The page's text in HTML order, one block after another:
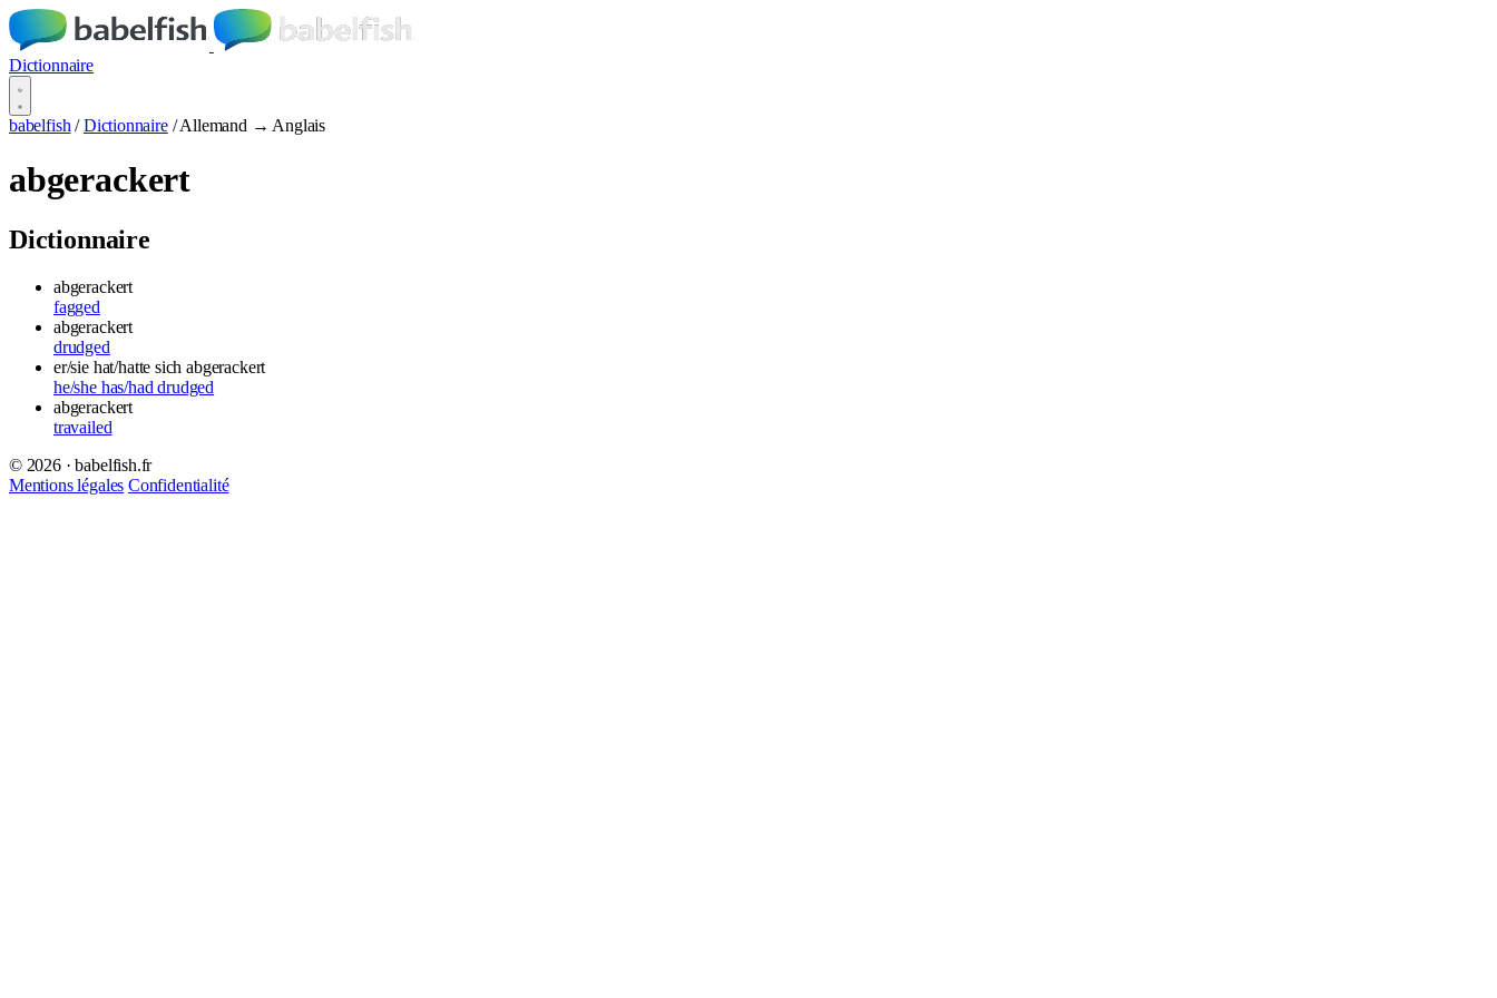
Dictionnaire
babelfish / Dictionnaire / Allemand → Anglais
abgerackert
Dictionnaire
abgerackert
fagged
abgerackert
drudged
er/sie hat/hatte sich abgerackert
he/she has/had drudged
abgerackert
travailed
© 2026 · babelfish.fr
Mentions légales Confidentialité